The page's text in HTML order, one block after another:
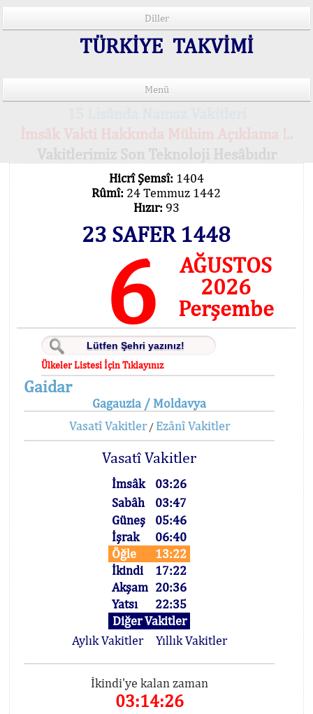
Diller
TÜRKİYE TAKVİMİ
Menü
Hicrî Şemsî: 1404
Rûmî: 24 Temmuz 1442
Hızır: 93
23 SAFER 1448
6
AĞUSTOS
2026
Perşembe
Ülkeler Listesi İçin Tıklayınız
Gaidar
Gagauzia / Moldavya
Vasatî Vakitler/ Ezânî Vakitler
Vasatî Vakitler
İmsâk
03:26
Sabâh
03:47
Güneş
05:46
İşrak
06:40
Öğle
13:22
İkindi
17:22
Akşam 20:36
Yatsı
22:35
Diğer Vakitler
Aylık Vakitler
Yıllık Vakitler
İkindi'ye kalan zaman
03:14:26